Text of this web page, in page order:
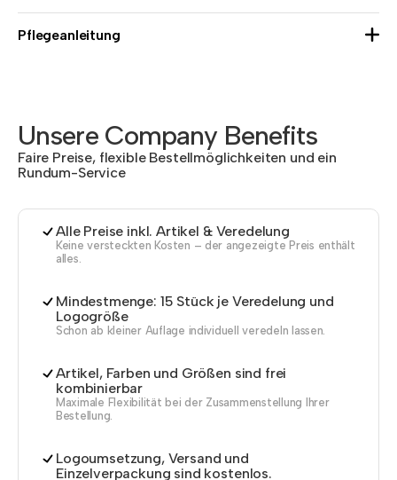
Pflegeanleitung
Unsere Company Benefits
Faire Preise, flexible Bestellmöglichkeiten und ein
Rundum-Service
Alle Preise inkl. Artikel & Veredelung
Keine versteckten Kosten – der angezeigte Preis enthält
alles.
Mindestmenge: 15 Stück je Veredelung und
Logogröße
Schon ab kleiner Auflage individuell veredeln lassen.
Artikel, Farben und Größen sind frei
kombinierbar
Maximale Flexibilität bei der Zusammenstellung Ihrer
Bestellung.
Logoumsetzung, Versand und
Einzelverpackung sind kostenlos.